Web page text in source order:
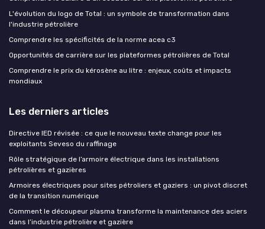
L'évolution du logo de Total : un symbole de transformation dans
l'industrie pétrolière
Comprendre les spécificités de la norme acea c3
Opportunités de carrière sur les plateformes pétrolières de Total
Comprendre le prix du kérosène au litre : enjeux, coûts et impacts
mondiaux
Les derniers articles
Directive IED révisée : ce que le nouveau texte change pour les
exploitants Seveso du raffinage
Rôle stratégique de l’armoire électrique dans les installations
pétrolières et gazières
Armoires électriques pour sites pétroliers et gaziers : un pivot discret
de la transition numérique
Comment le découpeur plasma transforme la maintenance des aciers
dans l’industrie pétrolière et gazière